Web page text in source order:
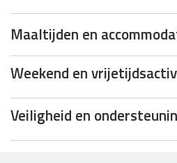
Maaltijden en
Weekend en
Veiligheid en